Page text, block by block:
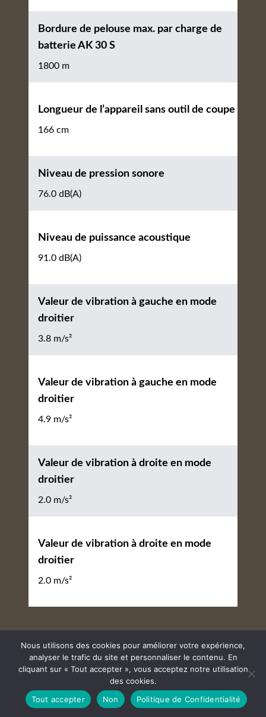
Bordure de pelouse max. par charge de
batterie AK 30 S
1800 m
Longueur de l’appareil sans outil de coupe
166 cm
Niveau de pression sonore
76.0 dB(A)
Niveau de puissance acoustique
91.0 dB(A)
Valeur de vibration à gauche en mode
droitier
3.8 m/s²
Valeur de vibration à gauche en mode
droitier
4.9 m/s²
Valeur de vibration à droite en mode
droitier
2.0 m/s²
Valeur de vibration à droite en mode
droitier
2.0 m/s²
Nous utilisons des cookies pour améliorer votre expérience,
analyser le trafic du site et personnaliser le contenu. En
cliquant sur « Tout accepter », vous acceptez notre utilisation
des cookies.
Tout accepter
Non Politique de Confidentialité